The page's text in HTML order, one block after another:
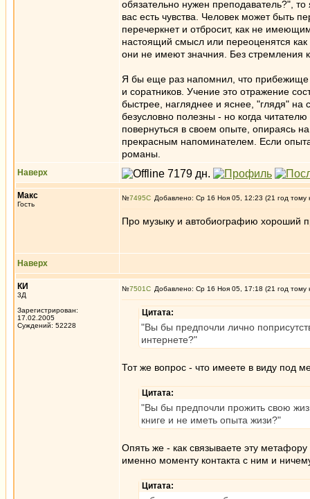
обязательно нужен преподаватель?",
вас есть чувства. Человек может быть
перечеркнет и отбросит, как не
настоящий смысл или переоценятся как
они не имеют значния. Без стремления
Я бы еще раз напомнил, что прибежище
и соратников. Учение это отражение
быстрее, нагляднее и яснее, "глядя"
безусловно полезны - но когда
повернуться в своем опыте, опираясь
прекрасным напоминателем. Если
романы.
Наверх
Макс
Гость
№7495 Добавлено: Ср 16 Ноя 05, 12:23 (21 год тому
Про музыку и автобиографию хороший
Наверх
КИ
3Д
Зарегистрирован:
17.02.2005
Суждений: 52228
№7501 Добавлено: Ср 16 Ноя 05, 17:18 (21 год тому
Цитата:
"Вы бы предпочли лично
интернете?"
Тот же вопрос - что имеете в виду под
Цитата:
"Вы бы предпочли прожить свою
книге и не иметь опыта жизи?"
Опять же - как связываете эту
именно моменту контакта с ним и
Цитата: